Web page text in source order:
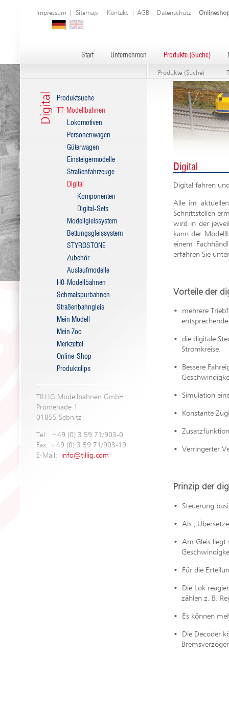
Impressum Sitemap Kontakt AGB Datenschutz
Start Unternehmen Produkte (Suche)
Produkte (Suche)
Digital
Produktsuche
TT-Modellbahnen
Lokomotiven
Personenwagen
Güterwagen
Einsteigermodelle
Straßenfahrzeuge
Digital
Komponenten
Digital-Sets
Modellgleissystem
Bettungsgleissystem
STYROSTONE
Zubehör
Auslaufmodelle
H0-Modellbahnen
Schmalspurbahnen
Straßenbahngleis
Mein Modell
Mein Zoo
Merkzettel
Online-Shop
Produktclips
TILLIG Modellbahnen GmbH
Promenade 1
01855 Sebnitz
Tel.: +49 (0) 3 59 71/903-0
Fax: +49 (0) 3 59 71/903-19
E-Mail: info@tillig.com
Digital
Digital fahren
Alle im
Schnittstellen
wird in der
kann der
einem
erfahren Sie
Vorteile der
• mehrere
entsprechende
• die digitale
Stromkreise.
• Bessere
• Simulation
• Konstante
•
• Verringerter
Prinzip der
• Steuerung
• Als
• Am Gleis liegt
• Für die
• Die Lok
zählen z. B.
• Es können
• Die Decoder